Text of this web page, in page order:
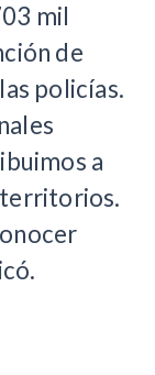
mil
de
policías.
a
territorios.